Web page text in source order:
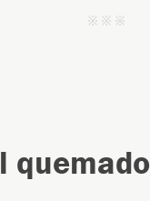
j j j
quemado